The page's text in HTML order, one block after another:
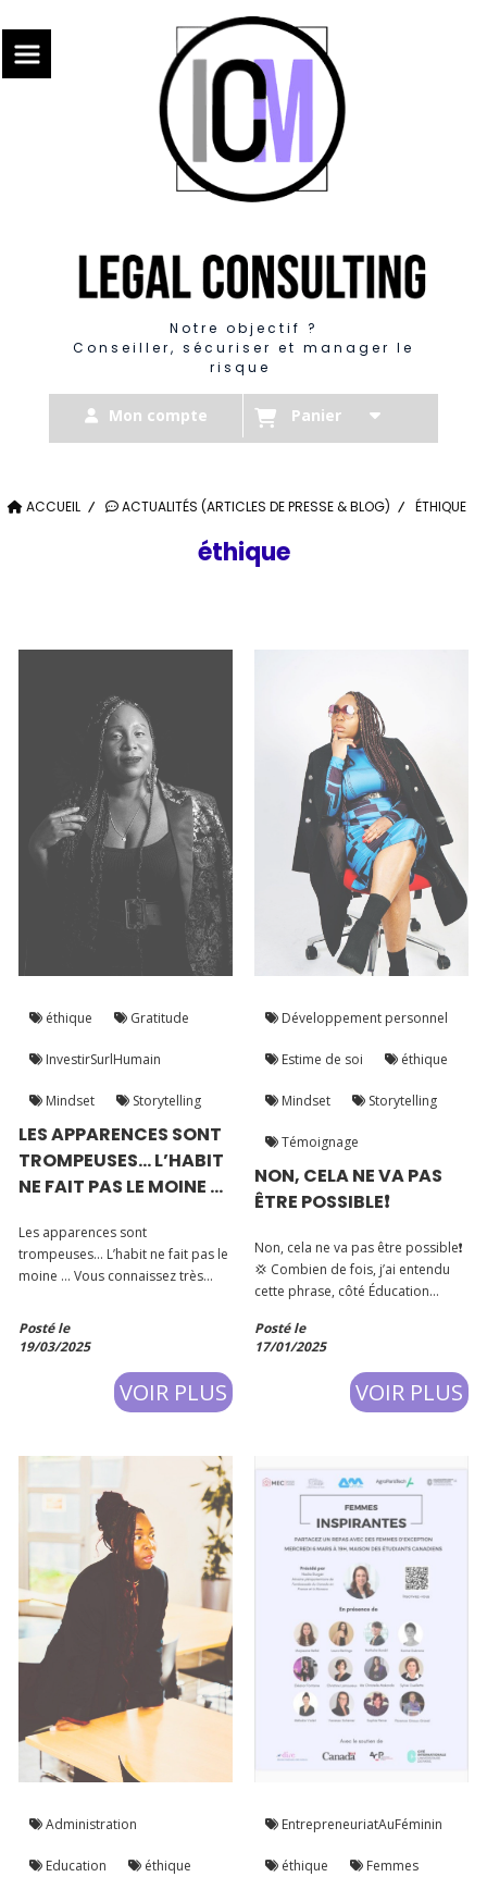
Notre objectif ?
Conseiller, sécuriser et manager le
risque
Mon compte Panier
ACCUEIL ACTUALITÉS (ARTICLES DE PRESSE & BLOG) ÉTHIQUE
éthique
LES APPARENCES SONT
TROMPEUSES… L’HABIT
NE FAIT PAS LE MOINE …
Les apparences sont
trompeuses… L’habit ne fait pas le
moine … Vous connaissez très
continue … « Ne pas se fier à la
couverture d’un livre »…
Posté le
19/03/2025
VOIR PLUS
éthique Gratitude
InvestirSurlHumain
Mindset Storytelling
NON, CELA NE VA PAS
ÊTRE POSSIBLE❗️
Non, cela ne va pas être possible❗️
💢 Combien de fois, j’ai entendu
cette phrase, côté Éducation
Administration ou en banque. 🔄
Que ce soit dans mon parcours
de vie personnelle et/ ou
professionnelle ou encore autour
Posté le
17/01/2025
VOIR PLUS
Développement personnel
Estime de soi éthique
Mindset Storytelling
Témoignage
Administration
Education éthique
EntrepreneuriatAuFéminin
éthique Femmes